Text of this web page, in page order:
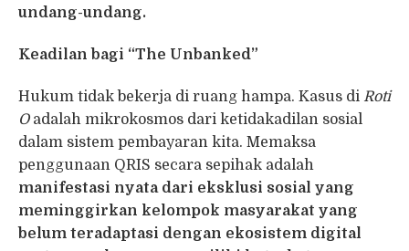
undang-undang.
Keadilan bagi “The Unbanked”
Hukum tidak bekerja di ruang hampa. Kasus di Roti
Oadalah mikrokosmos dari ketidakadilan sosial
dalam sistem pembayaran kita. Memaksa
penggunaan QRIS secara sepihak adalah
manifestasi nyata dari eksklusi sosial yang
meminggirkan kelompok masyarakat yang
belum teradaptasi dengan ekosistem digital